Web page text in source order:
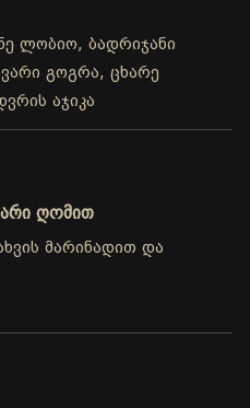
ლობიო, ბადრიჯანი
გოგრა, ცხარე
აჯიკა
ღომით
მარინადით და